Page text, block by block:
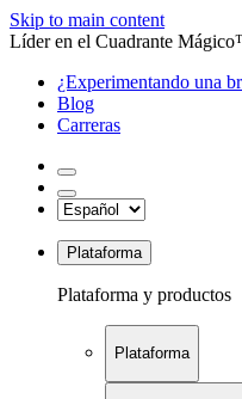
Skip to main content
Líder en el Cuadrante
¿Experimentando una
Blog
Carreras
Plataforma
Plataforma y productos
Plataforma